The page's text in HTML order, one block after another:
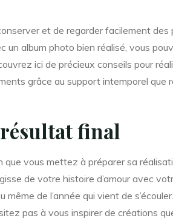
et de regarder facilement
un album photo bien réalisé, vous
ici de précieux conseils pour
grâce au support intemporel que
résultat final
vous mettez à préparer sa
de votre histoire d’amour avec
de l’année qui vient de
pas à vous inspirer de créations